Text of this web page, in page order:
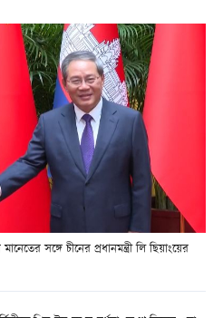
সঙ্গে চীনের প্রধানমন্ত্রী লি ছিয়াংয়ের